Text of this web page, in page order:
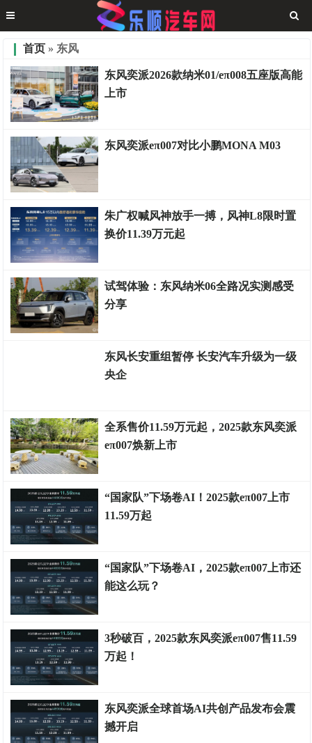
首页 » 东风
东风奕派2026款纳米01/eπ008五座版高能
上市
东风奕派eπ007对比小鹏MONA M03
朱广权喊风神放手一搏，风神L8限时置
换价11.39万元起
试驾体验：东风纳米06全路况实测感受
分享
东风长安重组暂停 长安汽车升级为一级
央企
全系售价11.59万元起，2025款东风奕派
eπ007焕新上市
“国家队”下场卷AI！2025款eπ007上市
11.59万起
“国家队”下场卷AI，2025款eπ007上市还
能这么玩？
3秒破百，2025款东风奕派eπ007售11.59
万起！
东风奕派全球首场AI共创产品发布会震
撼开启